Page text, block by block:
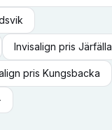
Invisalign pris Järfälla
pris Kungsbacka